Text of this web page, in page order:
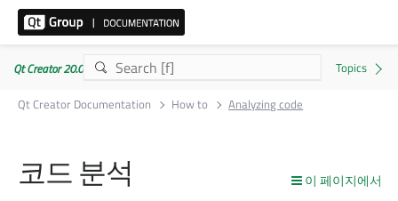
Qt Creator 20.0.1
Qt Creator Documentation
How to Analyzing code
이 페이지에서
코드 분석